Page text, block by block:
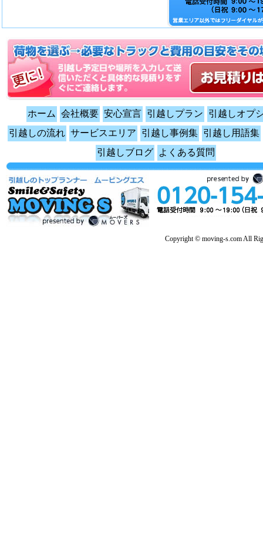
ホーム 会社概要 安心宣言 引越しプラン
引越しオプ
引越しの流れ サービスエリア 引越し事例集 引越し用語集
引越しブログ
よくある質問
Copyright © moving-s.com All